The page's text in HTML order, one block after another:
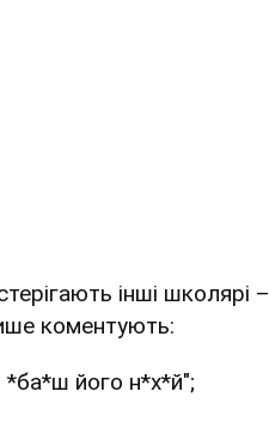
інші школярі
коментують:
його н*х*й";